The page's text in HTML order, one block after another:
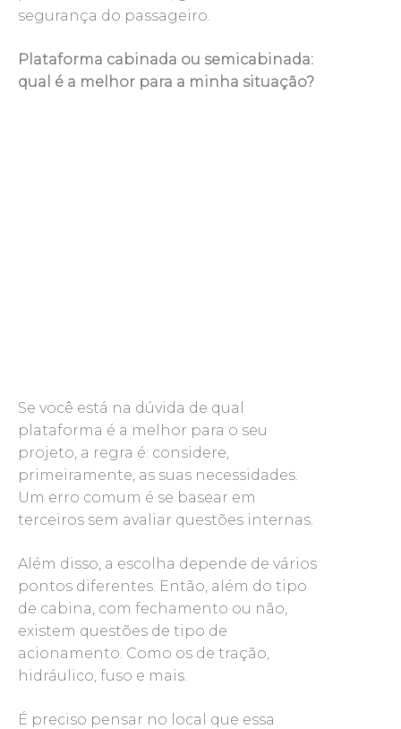
segurança do passageiro.
Plataforma cabinada ou semicabinada:
qual é a melhor para a minha situação?
Se você está na dúvida de qual
plataforma é a melhor para o seu
projeto, a regra é: considere,
primeiramente, as suas necessidades.
Um erro comum é se basear em
terceiros sem avaliar questões internas.
Além disso, a escolha depende de vários
pontos diferentes. Então, além do tipo
de cabina, com fechamento ou não,
existem questões de tipo de
acionamento. Como os de tração,
hidráulico, fuso e mais.
É preciso pensar no local que essa